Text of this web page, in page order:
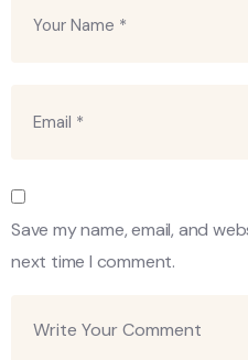
Save my name, email, and
next time I comment.